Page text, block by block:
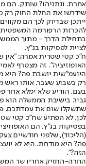
אחרת. ונתניהו? שותק. הם
שידרשו את החלת החוק רק
ייתכן שבדיוק לכך הם
להכרזת הרפורמה
בתחילת הדרך - מתוך
לציית לפסיקות בג"ץ.
ח"כ קטי שטרית אמרה: "אין
האופוזיציה". זה מצטרף
היועמ"שית יושבת פה? היא
רק בשבוע שעבר, אותו ראש
בעם, הודיע שלא ימלא אחר
גביר. בישיבת הממשלה הוא
שתשקלו שום את עמדתכם.
לכן, לא הפתיע שח"כ קטי
בפסיקות בג"ץ, הם
(הליכוד), שלפני חודשיים
פה? היא מודחת. היא לא
הזה?".
החרה-החזיק אחריו שר